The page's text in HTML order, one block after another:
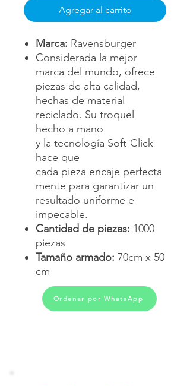
Agregar al carrito
Marca: Ravensburger
Considerada la mejor
marca del mundo, ofrece
piezas de alta calidad,
hechas de material
reciclado. Su troquel
hecho a mano
y la tecnología Soft-Click
hace que
cada pieza encaje perfecta
mente para garantizar un
resultado uniforme e
impecable.
Cantidad de piezas: 1000
piezas
Tamaño armado: 70cm x 50
cm
Ordenar por WhatsApp